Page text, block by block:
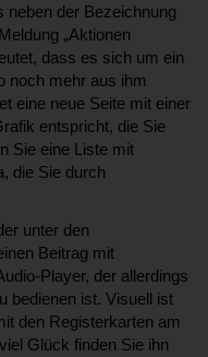
neben der Bezeichnung
„Aktionen
dass es sich um ein
noch mehr aus ihm
eine neue Seite mit einer
entspricht, die Sie
Sie eine Liste mit
die Sie durch
unter den
Beitrag mit
Player, der allerdings
bedienen ist. Visuell ist
den Registerkarten am
Glück finden Sie ihn